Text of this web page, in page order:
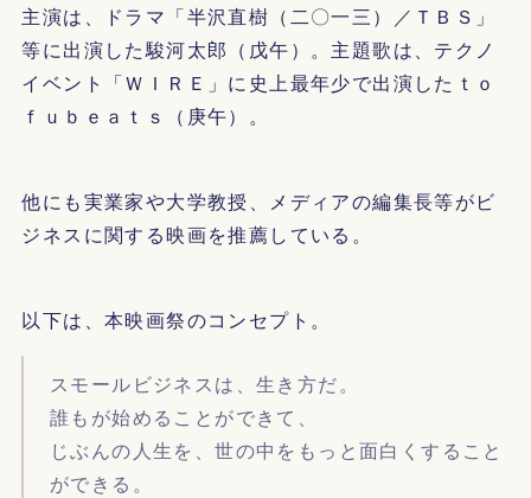
主演は、ドラマ「半沢直樹（二〇一三）／ＴＢＳ」
等に出演した駿河太郎（戊午）。主題歌は、テクノ
イベント「ＷＩＲＥ」に史上最年少で出演したｔｏ
ｆｕｂｅａｔｓ（庚午）。
他にも実業家や大学教授、メディアの編集長等がビ
ジネスに関する映画を推薦している。
以下は、本映画祭のコンセプト。
スモールビジネスは、生き方だ。
誰もが始めることができて、
じぶんの人生を、世の中をもっと面白くすること
ができる。